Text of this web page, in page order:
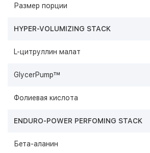
Размер порции
HYPER-VOLUMIZING STACK
L-цитруллин малат
GlycerPump™
Фолиевая кислота
ENDURO-POWER PERFOMING STACK
Бета-аланин